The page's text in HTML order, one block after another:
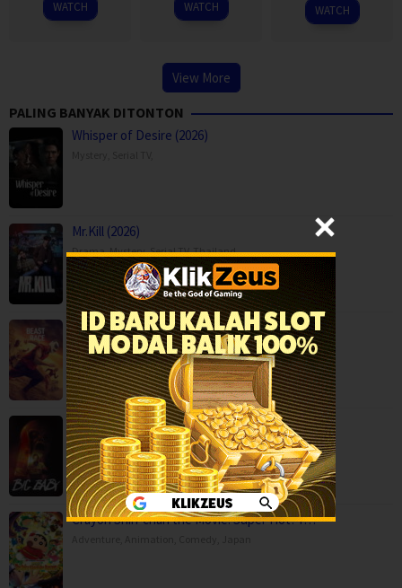
WATCH WATCH WATCH
View More
PALING BANYAK DITONTON
Whisper of Desire (2026)
Mr.Kill (2026)
Drama,Mystery,Serial TV,Thailand
Beast Race (2026)
Action, Movies ,Science Fiction , Thriller,Brazil
Big Baby (2025)
Horror,Movies,USA
Crayon Shin-chan the Movie: Super Hot! T…